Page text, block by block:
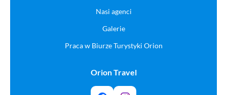
Nasi agenci
Galerie
Praca w Biurze Turystyki Orion
Orion Travel